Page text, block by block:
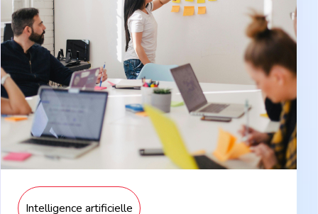
tailored to your specific needs and the
challenges of your team or company.
Discover
Intelligence artificielle